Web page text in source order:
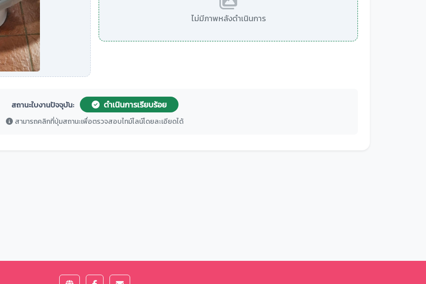
ไม่มีภาพหลังดำเนินการ
สถานะใบงานปัจจุบัน: ดำเนินการเรียบร้อย
สามารถคลิกที่ปุ่มสถานะเพื่อตรวจสอบไทม์ไลน์โดยละเอียดได้